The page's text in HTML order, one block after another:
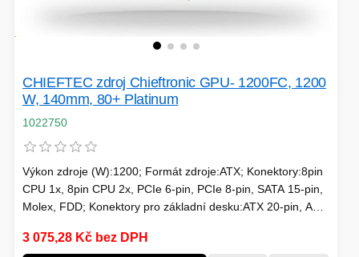
CHIEFTEC zdroj Chieftronic GPU- 1200FC, 1200
W, 140mm, 80+ Platinum
1022750
Výkon zdroje (W):1200; Formát zdroje:ATX; Konektory:8pin
CPU 1x, 8pin CPU 2x, PCIe 6-pin, PCIe 8-pin, SATA 15-pin,
Molex, FDD; Konektory pro základní desku:ATX 20-pin, ATX
Plus Platinum; Vlastnosti zdroje:Modulární kabeláž;
3 075,28 Kč bez DPH